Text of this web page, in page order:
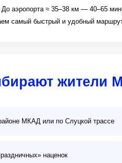
аэропорта ≈ 35–38 км — 40–65
самый быстрый и удобный
жители
МКАД или по Слуцкой трассе
наценок